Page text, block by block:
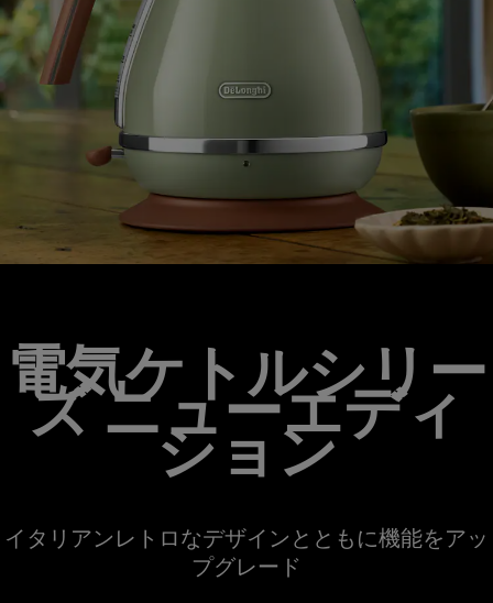
電気ケトルシリー
ズ ニューエディ
ション
イタリアンレトロなデザインとともに機能をアッ
プグレード